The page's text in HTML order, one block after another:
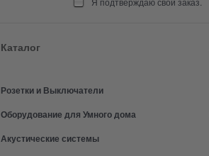
Каталог
Розетки и Выключатели
Оборудование для Умного дома
Акустические системы